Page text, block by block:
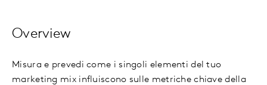
Overview
Misura e prevedi come i singoli elementi del tuo
marketing mix influiscono sulle metriche chiave della